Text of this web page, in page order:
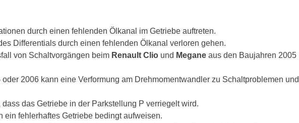
durch einen fehlenden Ölkanal im Getriebe auftreten.
Differentials durch einen fehlenden Ölkanal verloren gehen.
von Schaltvorgängen beim Renault Clio und Megane aus den Baujahren 2005
2006 kann eine Verformung am Drehmomentwandler zu Schaltproblemen und
das Getriebe in der Parkstellung P verriegelt wird.
ein fehlerhaftes Getriebe bedingt aufweisen.